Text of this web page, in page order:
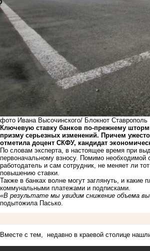
фото Ивана Высочинского/ Блокнот Ставрополь
Ключевую ставку банков по-прежнему
призму серьезных изменений. Причем
отметила доцент СКФУ, кандидат
По словам эксперта, в настоящее время при
первоначальному взносу. Помимо
работодатель и сам сотрудник, не меняет ли
повышению ставки.
Также в банках волне могут заглянуть, и
коммунальными платежами и подписками.
«В результате мы увидим снижение объема
подытожила Пасько.
Вместе с тем, недавно в краевой столице